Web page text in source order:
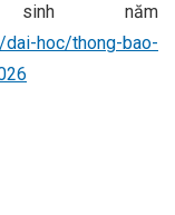
năm
dai-hoc/thong-bao-